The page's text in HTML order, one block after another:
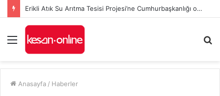
Erikli Atık Su Arıtma Tesisi Projesi’ne Cumhurbaşkanlığı onayı
Menü
...
Anasayfa / Haberler